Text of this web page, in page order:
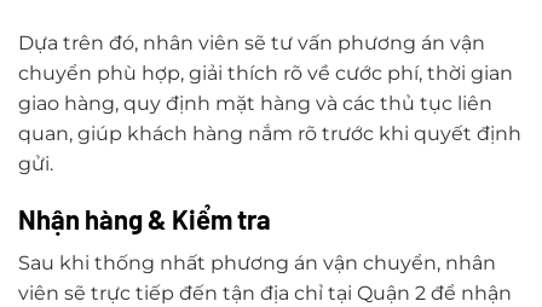
Dựa trên đó, nhân viên sẽ tư vấn phương án vận
chuyển phù hợp, giải thích rõ về cước phí, thời gian
giao hàng, quy định mặt hàng và các thủ tục liên
quan, giúp khách hàng nắm rõ trước khi quyết định
gửi.
Nhận hàng & Kiểm tra
Sau khi thống nhất phương án vận chuyển, nhân
viên sẽ trực tiếp đến tận địa chỉ tại Quận 2 để nhận